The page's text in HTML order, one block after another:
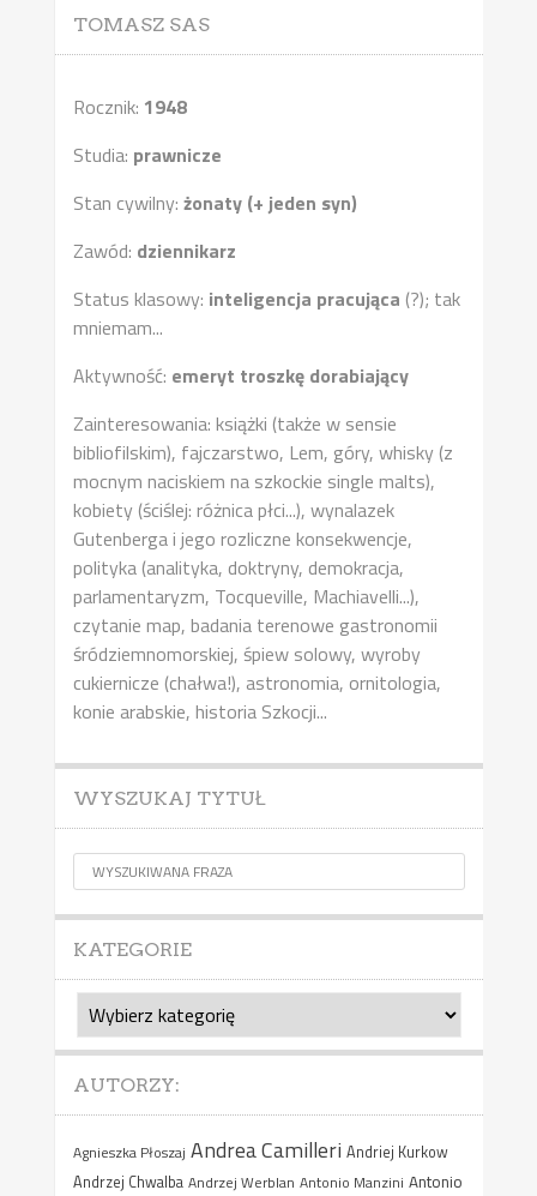
TOMASZ SAS
Rocznik: 1948
Studia: prawnicze
Stan cywilny: żonaty (+ jeden syn)
Zawód: dziennikarz
Status klasowy: inteligencja pracująca (?); tak
mniemam...
Aktywność: emeryt troszkę dorabiający
Zainteresowania: książki (także w sensie
bibliofilskim), fajczarstwo, Lem, góry, whisky (z
mocnym naciskiem na szkockie single malts),
kobiety (ściślej: różnica płci...), wynalazek
Gutenberga i jego rozliczne konsekwencje,
polityka (analityka, doktryny, demokracja,
parlamentaryzm, Tocqueville, Machiavelli...),
czytanie map, badania terenowe gastronomii
śródziemnomorskiej, śpiew solowy, wyroby
cukiernicze (chałwa!), astronomia, ornitologia,
konie arabskie, historia Szkocji...
WYSZUKAJ TYTUŁ
KATEGORIE
Kategorie
AUTORZY:
Agnieszka Płoszaj Andrea Camilleri Andriej Kurkow
Andrzej Chwalba Andrzej Werblan Antonio Manzini Antonio